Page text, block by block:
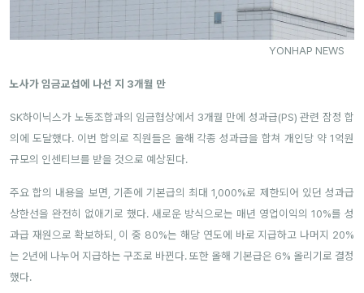
YONHAP NEWS
노사가 임금교섭에 나선 지 3개월 만
SK하이닉스가 노동조합과의 임금협상에서 3개월 만에 성과급(PS) 관련 잠정 합
의에 도달했다. 이번 합의로 직원들은 올해 각종 성과급을 합쳐 개인당 약 1억원
규모의 인센티브를 받을 것으로 예상된다.
주요 합의 내용을 보면, 기존에 기본급의 최대 1,000%로 제한되어 있던 성과급
상한선을 완전히 없애기로 했다. 새로운 방식으로는 매년 영업이익의 10%를 성
과급 재원으로 확보하되, 이 중 80%는 해당 연도에 바로 지급하고 나머지 20%
는 2년에 나누어 지급하는 구조로 바뀐다. 또한 올해 기본급은 6% 올리기로 결정
했다.